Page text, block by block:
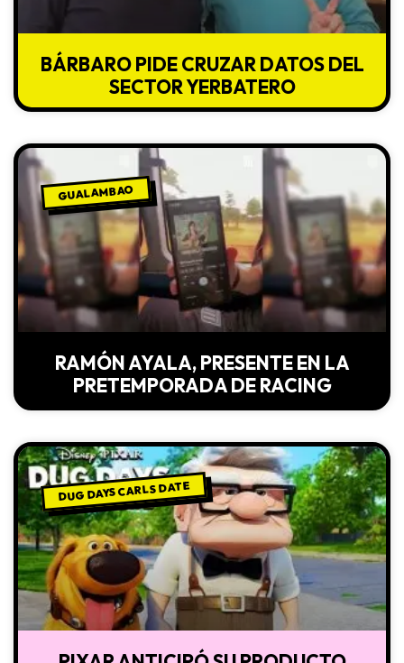
BÁRBARO PIDE CRUZAR DATOS DEL
SECTOR YERBATERO
GUALAMBAO
RAMÓN AYALA, PRESENTE EN LA
PRETEMPORADA DE RACING
DUG DAYS CARLS DATE